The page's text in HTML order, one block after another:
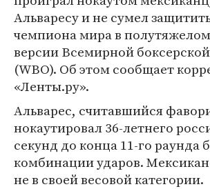
Альваресу и не сумел
чемпиона мира в
версии Всемирной
(WBO). Об этом сообщает
«Ленты.ру».
Альварес, считавшийся
нокаутировал 36-летнего
секунд до конца 11-го раунда
комбинации ударов.
не в своей весовой категории.